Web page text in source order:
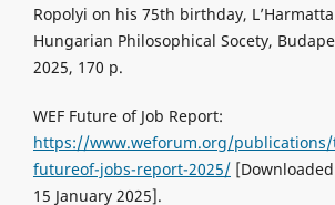
Ropolyi on his 75th birthday,
Hungarian Philosophical Socety,
2025, 170 p.
WEF Future of Job Report:
https://www.weforum.org/
futureof-jobs-report-2025/
15 January 2025].